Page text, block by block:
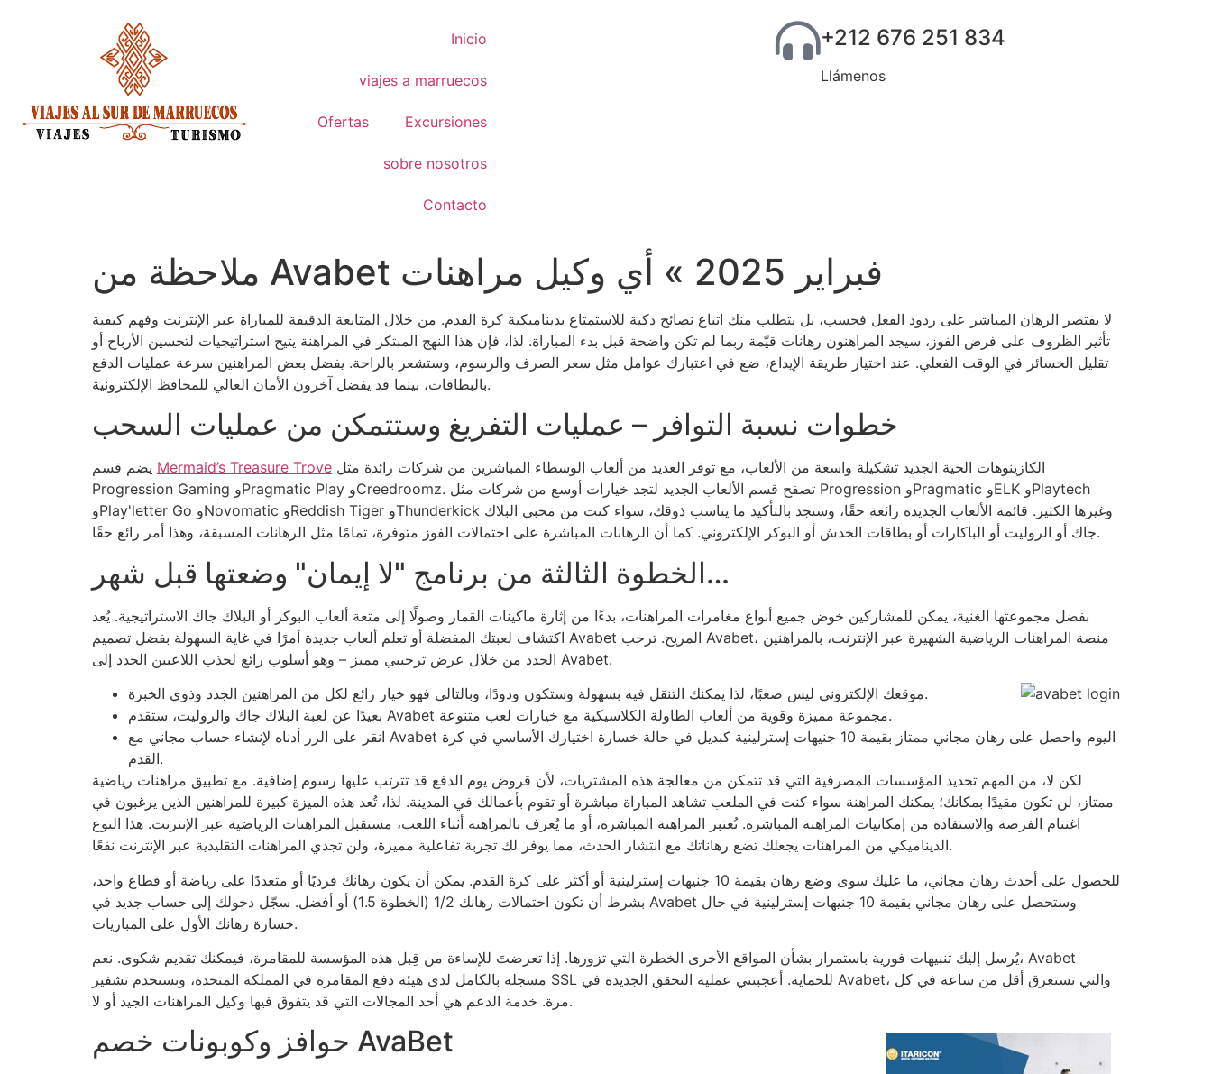
Inicio
viajes a marruecos
Ofertas Excursiones
sobre nosotros
Contacto
+212 676 251 834
Llámenos
ملاحظة من Avabet فبراير 2025 » أي وكيل مراهنات
لا يقتصر الرهان المباشر على ردود الفعل فحسب، بل يتطلب منك اتباع نصائح ذكية للاستمتاع بديناميكية كرة القدم. من خلال المتابعة الدقيقة للمباراة عبر الإنترنت وفهم كيفية
تأثير الظروف على فرص الفوز، سيجد المراهنون رهانات قيّمة ربما لم تكن واضحة قبل بدء المباراة. لذا، فإن هذا النهج المبتكر في المراهنة يتيح استراتيجيات لتحسين الأرباح أو
تقليل الخسائر في الوقت الفعلي. عند اختيار طريقة الإيداع، ضع في اعتبارك عوامل مثل سعر الصرف والرسوم، وستشعر بالراحة. يفضل بعض المراهنين سرعة عمليات الدفع
بالبطاقات، بينما قد يفضل آخرون الأمان العالي للمحافظ الإلكترونية.
خطوات نسبة التوافر – عمليات التفريغ وستتمكن من عمليات السحب
Mermaid’s Treasure Trove
Progression Gaming وPragmatic Play وCreedroomz. تصفح قسم الألعاب الجديد لتجد خيارات أوسع من شركات مثل Progression وPragmatic وELK وPlaytech
وPlay'letter Go وNovomatic وReddish Tiger وThunderkick وغيرها الكثير. قائمة الألعاب الجديدة رائعة حقًا، وستجد بالتأكيد ما يناسب ذوقك، سواء كنت من محبي البلاك
جاك أو الروليت أو الباكارات أو بطاقات الخدش أو البوكر الإلكتروني. كما أن الرهانات المباشرة على احتمالات الفوز متوفرة، تمامًا مثل الرهانات المسبقة، وهذا أمر رائع حقًا.
الخطوة الثالثة من برنامج "لا إيمان" وضعتها قبل شهر…
بفضل مجموعتها الغنية، يمكن للمشاركين خوض جميع أنواع مغامرات المراهنات، بدءًا من إثارة ماكينات القمار وصولًا إلى متعة ألعاب البوكر أو البلاك جاك الاستراتيجية. يُعد
اكتشاف لعبتك المفضلة أو تعلم ألعاب جديدة أمرًا في غاية السهولة بفضل تصميم Avabet المريح. ترحب Avabet، منصة المراهنات الرياضية الشهيرة عبر الإنترنت، بالمراهنين
الجدد من خلال عرض ترحيبي مميز – وهو أسلوب رائع لجذب اللاعبين الجدد إلى Avabet.
موقعك الإلكتروني ليس صعبًا، لذا يمكنك التنقل فيه بسهولة وستكون ودودًا، وبالتالي فهو خيار رائع لكل من المراهنين الجدد وذوي الخبرة.
بعيدًا عن لعبة البلاك جاك والروليت، ستقدم Avabet مجموعة مميزة وقوية من ألعاب الطاولة الكلاسيكية مع خيارات لعب متنوعة.
انقر على الزر أدناه لإنشاء حساب مجاني مع Avabet اليوم واحصل على رهان مجاني ممتاز بقيمة 10 جنيهات إسترلينية كبديل في حالة خسارة اختيارك الأساسي في كرة
القدم.
لكن لا، من المهم تحديد المؤسسات المصرفية التي قد تتمكن من معالجة هذه المشتريات، لأن قروض يوم الدفع قد تترتب عليها رسوم إضافية. مع تطبيق مراهنات رياضية
ممتاز، لن تكون مقيدًا بمكانك؛ يمكنك المراهنة سواء كنت في الملعب تشاهد المباراة مباشرة أو تقوم بأعمالك في المدينة. لذا، تُعد هذه الميزة كبيرة للمراهنين الذين يرغبون في
اغتنام الفرصة والاستفادة من إمكانيات المراهنة المباشرة. تُعتبر المراهنة المباشرة، أو ما يُعرف بالمراهنة أثناء اللعب، مستقبل المراهنات الرياضية عبر الإنترنت. هذا النوع
الديناميكي من المراهنات يجعلك تضع رهاناتك مع انتشار الحدث، مما يوفر لك تجربة تفاعلية مميزة، ولن تجدي المراهنات التقليدية عبر الإنترنت نفعًا.
للحصول على أحدث رهان مجاني، ما عليك سوى وضع رهان بقيمة 10 جنيهات إسترلينية أو أكثر على كرة القدم. يمكن أن يكون رهانك فرديًا أو متعددًا على رياضة أو قطاع واحد،
بشرط أن تكون احتمالات رهانك 1/2 (الخطوة 1.5) أو أفضل. سجّل دخولك إلى حساب جديد في Avabet وستحصل على رهان مجاني بقيمة 10 جنيهات إسترلينية في حال
خسارة رهانك الأول على المباريات.
يُرسل إليك تنبيهات فورية باستمرار بشأن المواقع الأخرى الخطرة التي تزورها. إذا تعرضتَ للإساءة من قِبل هذه المؤسسة للمقامرة، فيمكنك تقديم شكوى. نعم، Avabet
مسجلة بالكامل لدى هيئة دفع المقامرة في المملكة المتحدة، وتستخدم تشفير SSL للحماية. أعجبتني عملية التحقق الجديدة في Avabet، والتي تستغرق أقل من ساعة في كل
مرة. خدمة الدعم هي أحد المجالات التي قد يتفوق فيها وكيل المراهنات الجيد أو لا.
حوافز وكوبونات خصم AvaBet